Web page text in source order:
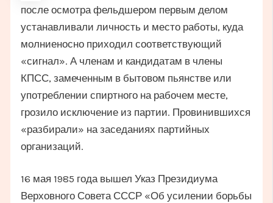
после осмотра фельдшером первым делом
устанавливали личность и место работы, куда
молниеносно приходил соответствующий
«сигнал». А членам и кандидатам в члены
КПСС, замеченным в бытовом пьянстве или
употреблении спиртного на рабочем месте,
грозило исключение из партии. Провинившихся
«разбирали» на заседаниях партийных
организаций.
16 мая 1985 года вышел Указ Президиума
Верховного Совета СССР «Об усилении борьбы